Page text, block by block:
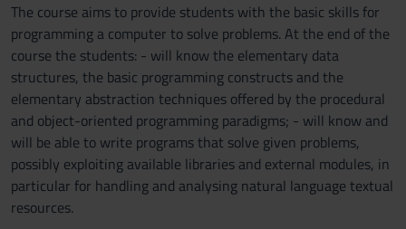
The course aims to provide students with the basic skills for
programming a computer to solve problems. At the end of the
course the students: - will know the elementary data
structures, the basic programming constructs and the
elementary abstraction techniques offered by the procedural
and object-oriented programming paradigms; - will know and
will be able to write programs that solve given problems,
possibly exploiting available libraries and external modules, in
particular for handling and analysing natural language textual
resources.